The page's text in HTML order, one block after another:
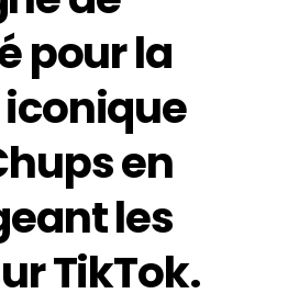
pour la
en
les
TikTok.